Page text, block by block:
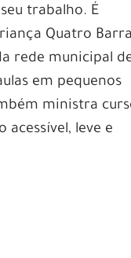
trabalho. É
Quatro
rede municipal
em pequenos
ministra
leve e